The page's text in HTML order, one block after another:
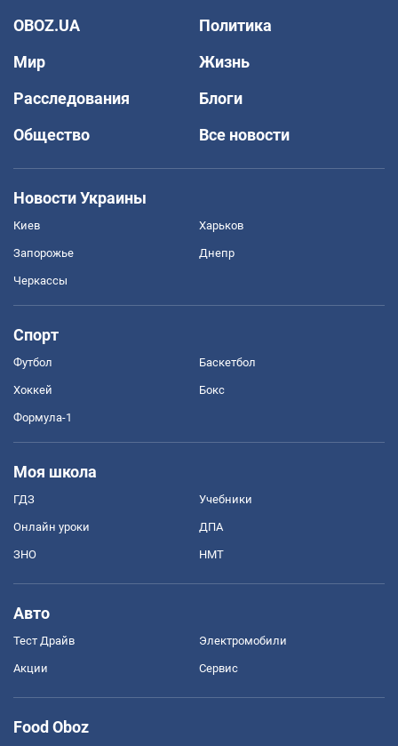
OBOZ.UA
Политика
Мир
Жизнь
Расследования
Блоги
Общество
Все новости
Новости Украины
Киев Харьков
Запорожье Днепр
Черкассы
Спорт
Футбол Баскетбол
Хоккей Бокс
Формула-1
Моя школа
ГДЗ Учебники
Онлайн уроки ДПА
ЗНО НМТ
Авто
Тест Драйв Электромобили
Акции Сервис
Food Oboz